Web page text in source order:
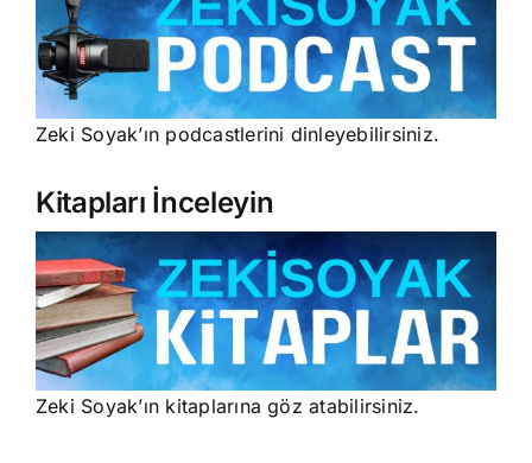
Zeki Soyak’ın podcastlerini dinleyebilirsiniz.
Kitapları İnceleyin
Zeki Soyak’ın kitaplarına göz atabilirsiniz.